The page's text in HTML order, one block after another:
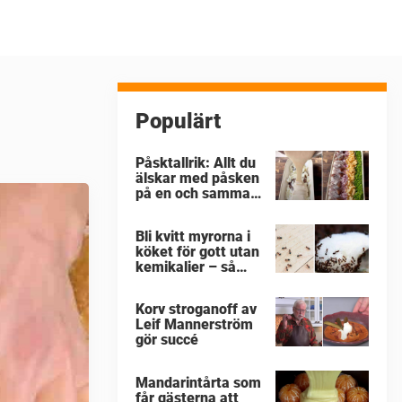
Populärt
Påsktallrik: Allt du
älskar med påsken
på en och samma
Bli kvitt myrorna i
köket för gott utan
kemikalier – så
Korv stroganoff av
Leif Mannerström
gör succé
Mandarintårta som
får gästerna att